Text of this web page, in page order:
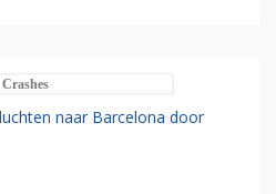
Crashes
naar Barcelona door